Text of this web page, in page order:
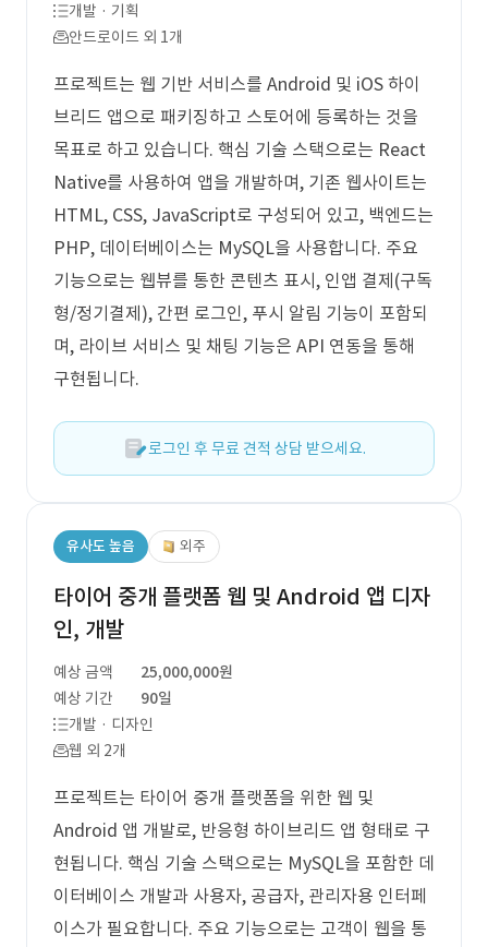
개발 · 기획
안드로이드 외 1개
프로젝트는 웹 기반 서비스를 Android 및 iOS 하이
브리드 앱으로 패키징하고 스토어에 등록하는 것을
목표로 하고 있습니다. 핵심 기술 스택으로는 React
Native를 사용하여 앱을 개발하며, 기존 웹사이트는
HTML, CSS, JavaScript로 구성되어 있고, 백엔드는
PHP, 데이터베이스는 MySQL을 사용합니다. 주요
기능으로는 웹뷰를 통한 콘텐츠 표시, 인앱 결제(구독
형/정기결제), 간편 로그인, 푸시 알림 기능이 포함되
며, 라이브 서비스 및 채팅 기능은 API 연동을 통해
구현됩니다.
로그인 후 무료 견적 상담 받으세요.
유사도 높음 외주
타이어 중개 플랫폼 웹 및 Android 앱 디자
인, 개발
예상 금액
25,000,000원
예상 기간
90일
개발 · 디자인
웹 외 2개
프로젝트는 타이어 중개 플랫폼을 위한 웹 및
Android 앱 개발로, 반응형 하이브리드 앱 형태로 구
현됩니다. 핵심 기술 스택으로는 MySQL을 포함한 데
이터베이스 개발과 사용자, 공급자, 관리자용 인터페
이스가 필요합니다. 주요 기능으로는 고객이 웹을 통